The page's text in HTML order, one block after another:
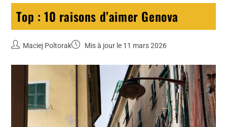
Top : 10 raisons d’aimer Genova
Maciej Poltorak Mis à jour le 11 mars 2026